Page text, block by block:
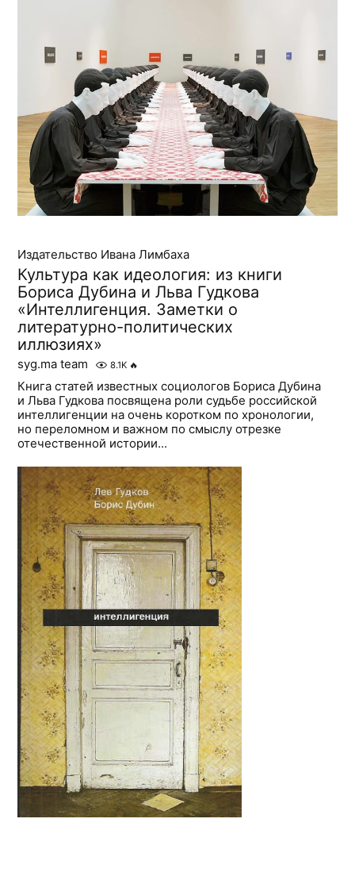
Издательство Ивана Лимбаха
Культура как идеология: из книги
Бориса Дубина и Льва Гудкова
«Интеллигенция. Заметки о
литературно-политических
иллюзиях»
syg.ma team 8.1K 🔥
Книга статей известных социологов Бориса Дубина
и Льва Гудкова посвящена роли судьбе российской
интеллигенции на очень коротком по хронологии,
но переломном и важном по смыслу отрезке
отечественной истории...